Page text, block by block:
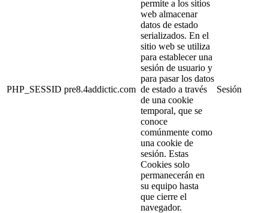
PHP_SESSID pre8.4addictic.com
permite a los sitios
web almacenar
datos de estado
serializados. En el
sitio web se utiliza
para establecer una
sesión de usuario y
para pasar los datos
de estado a través
de una cookie
temporal, que se
conoce
comúnmente como
una cookie de
sesión. Estas
Cookies solo
permanecerán en
su equipo hasta
que cierre el
navegador.
Sesión